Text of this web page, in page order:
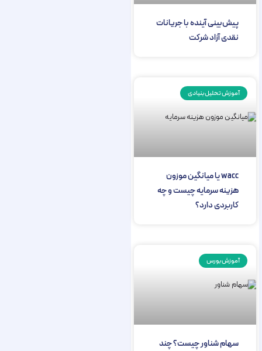
پیش‌بینی آینده با جریانات
نقدی آزاد شرکت
آموزش تحلیل بنیادی
wacc یا میانگین موزون
هزینه سرمایه چیست و چه
کاربردی دارد؟
آموزش بورس
سهام شناور چیست؟ چند